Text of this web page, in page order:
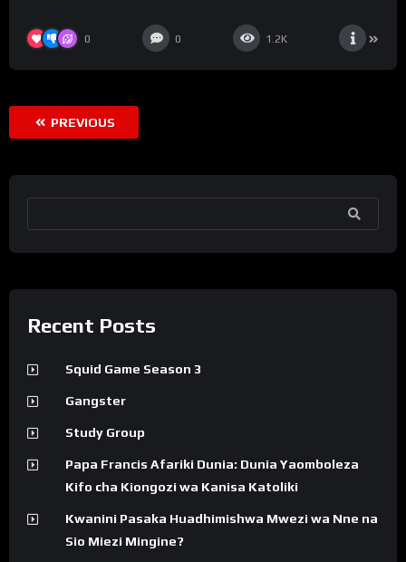
0 0 1.2K
PREVIOUS
SEARCH
Recent Posts
Squid Game Season 3
Gangster
Study Group
Papa Francis Afariki Dunia: Dunia Yaomboleza
Kifo cha Kiongozi wa Kanisa Katoliki
Kwanini Pasaka Huadhimishwa Mwezi wa Nne na
Sio Miezi Mingine?